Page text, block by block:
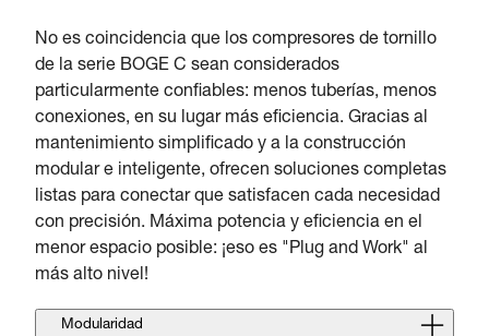
No es coincidencia que los compresores de tornillo
de la serie BOGE C sean considerados
particularmente confiables: menos tuberías, menos
conexiones, en su lugar más eficiencia. Gracias al
mantenimiento simplificado y a la construcción
modular e inteligente, ofrecen soluciones completas
listas para conectar que satisfacen cada necesidad
con precisión. Máxima potencia y eficiencia en el
menor espacio posible: ¡eso es "Plug and Work" al
más alto nivel!
Modularidad